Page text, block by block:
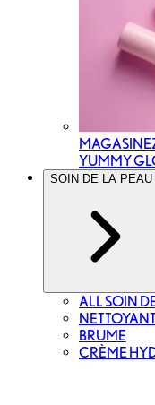
YUMMY
SOIN DE LA PEAU
ALL SOIN
NETTOYANT
BRUME
CRÈME